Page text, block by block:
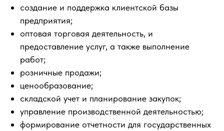
создание и поддержка клиентской базы
предприятия;
оптовая торговая деятельность, и
предоставление услуг, а также выполнение
работ;
розничные продажи;
ценообразование;
складской учет и планирование закупок;
управление производственной деятельностью;
формирование отчетности для государственных